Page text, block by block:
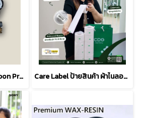
Thermal Transfer Ribbon Premium WAX CPS-S12W Care Label ป้ายสินค้า ผ้าไนลอน (Nylon Fabric)